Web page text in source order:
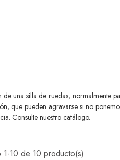
de una silla de ruedas, normalmente
que pueden agravarse si no
Consulte nuestro catálogo.
1-10 de 10 producto(s)